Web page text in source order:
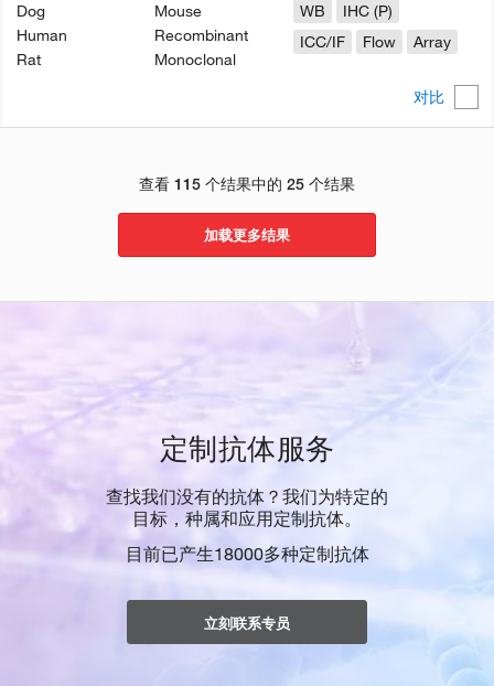
对比
Dog
Human
Rat
Mouse
Recombinant
Monoclonal
WB
IHC (P)
ICC/IF
Flow Array
查看 115 个结果中的 25 个结果
加载更多结果
定制抗体服务
查找我们没有的抗体？我们为特定的
目标，种属和应用定制抗体。
目前已产生18000多种定制抗体
立刻联系专员